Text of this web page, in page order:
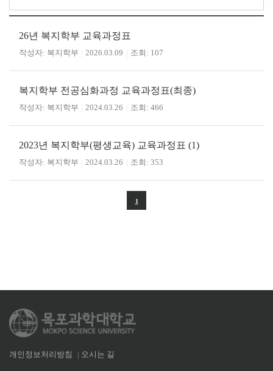
26년 복지학부 교육과정표
복지학부 2026.03.09 107
복지학부 전공심화과정 교육과정표(최종)
복지학부 2024.03.26 466
2023년 복지학부(평생교육) 교육과정표 (1)
복지학부 2024.03.26 353
1
개인정보처리방침 오시는 길